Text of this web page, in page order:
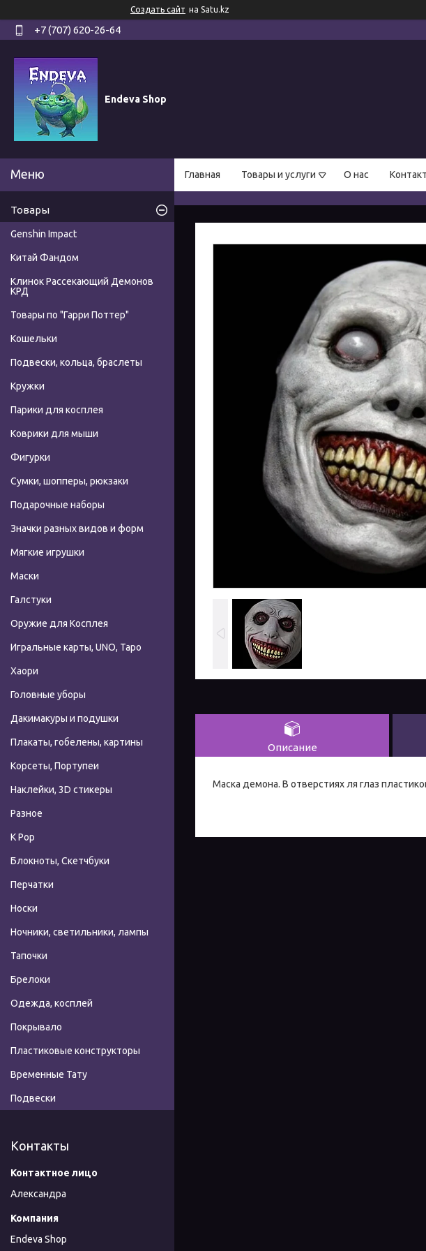
Создать сайт на Satu.kz
+7 (707) 620-26-64
Endeva Shop
Главная Товары и услуги О нас
Описание
Маска демона. В отверстиях ля глаз
Товары
Genshin Impact
Китай Фандом
Клинок Рассекающий Демонов
КРД
Товары по "Гарри Поттер"
Кошельки
Подвески, кольца, браслеты
Кружки
Парики для косплея
Коврики для мыши
Фигурки
Сумки, шопперы, рюкзаки
Подарочные наборы
Значки разных видов и форм
Мягкие игрушки
Маски
Галстуки
Оружие для Косплея
Игральные карты, UNO, Таро
Хаори
Головные уборы
Дакимакуры и подушки
Плакаты, гобелены, картины
Корсеты, Портупеи
Наклейки, 3D стикеры
Разное
К Pop
Блокноты, Скетчбуки
Перчатки
Носки
Ночники, светильники, лампы
Тапочки
Брелоки
Одежда, косплей
Покрывало
Пластиковые конструкторы
Временные Тату
Подвески
Контакты
Александра
Endeva Shop